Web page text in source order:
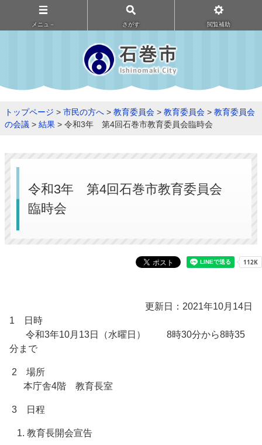
メニュ－ さがす 閲覧補助
トップページ > 市民の方へ > 教育委員会 > 教育委員会 > 教育委員会
の会議 > 結果 > 令和3年 第4回石巻市教育委員会臨時会
令和3年 第4回石巻市教育委員会
臨時会
更新日：2021年10月14日
1 日時
令和3年10月13日（水曜日） 8時30分から8時35
分まで
2 場所
本庁舎4階 教育長室
3 日程
教育長開会宣告